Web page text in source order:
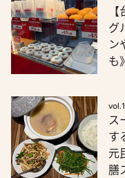
グ
ン
も》
ス
す
元
膳